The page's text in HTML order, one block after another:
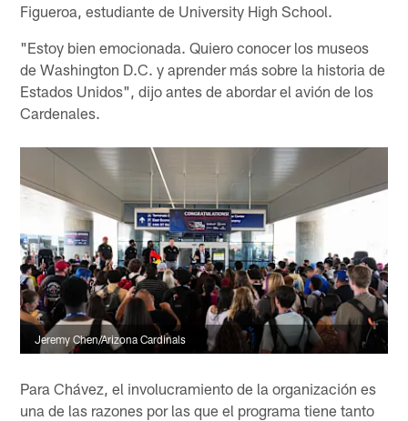
Figueroa, estudiante de University High School.
"Estoy bien emocionada. Quiero conocer los museos
de Washington D.C. y aprender más sobre la historia de
Estados Unidos", dijo antes de abordar el avión de los
Cardenales.
Jeremy Chen/Arizona Cardinals
Para Chávez, el involucramiento de la organización es
una de las razones por las que el programa tiene tanto